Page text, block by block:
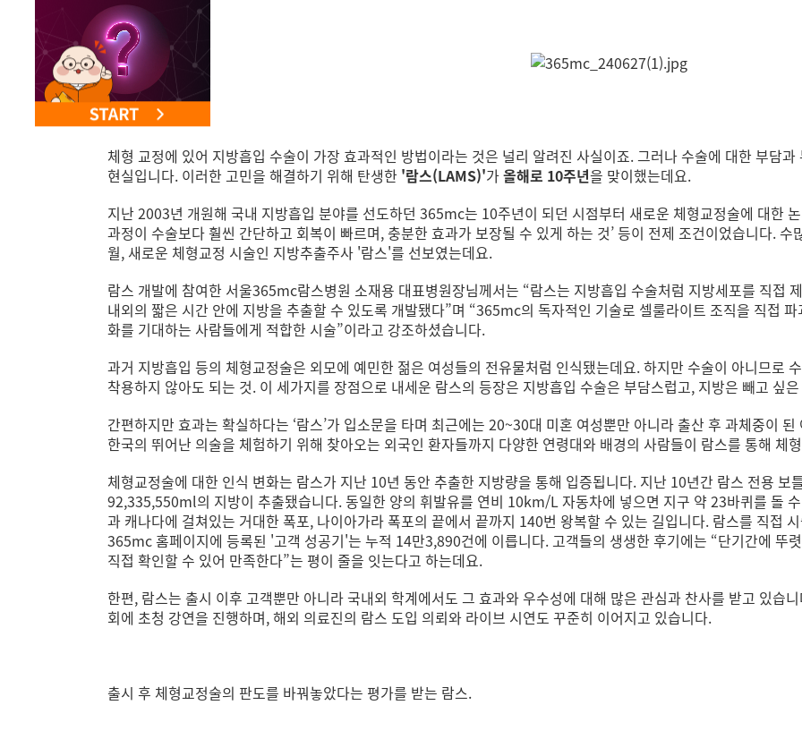
체형 교정에 있어 지방흡입 수술이 가장 효과적인 방법이라는 것은 널리 알려진 사실이죠. 그러나 수술에 대한 부담
현실입니다. 이러한 고민을 해결하기 위해 탄생한 '람스(LAMS)'가올해로 10주년을 맞이했는데요.
지난 2003년 개원해 국내 지방흡입 분야를 선도하던 365mc는 10주년이 되던 시점부터 새로운 체형교정술에 대한
과정이 수술보다 훨씬 간단하고 회복이 빠르며, 충분한 효과가 보장될 수 있게 하는 것’ 등이 전제 조건이었습니다.
월, 새로운 체형교정 시술인 지방추출주사 '람스'를 선보였는데요.
람스 개발에 참여한 서울365mc람스병원 소재용 대표병원장님께서는 “람스는 지방흡입 수술처럼 지방세포를 직접
내외의 짧은 시간 안에 지방을 추출할 수 있도록 개발됐다”며 “365mc의 독자적인 기술로 셀룰라이트 조직을 직접
화를 기대하는 사람들에게 적합한 시술”이라고 강조하셨습니다.
과거 지방흡입 등의 체형교정술은 외모에 예민한 젊은 여성들의 전유물처럼 인식됐는데요. 하지만 수술이 아니므로
착용하지 않아도 되는 것. 이 세가지를 장점으로 내세운 람스의 등장은 지방흡입 수술은 부담스럽고, 지방은 빼고 싶
간편하지만 효과는 확실하다는 ‘람스’가 입소문을 타며 최근에는 20~30대 미혼 여성뿐만 아니라 출산 후 과체중이
한국의 뛰어난 의술을 체험하기 위해 찾아오는 외국인 환자들까지 다양한 연령대와 배경의 사람들이 람스를 통해 체
체형교정술에 대한 인식 변화는 람스가 지난 10년 동안 추출한 지방량을 통해 입증됩니다. 지난 10년간 람스 전용
92,335,550ml의 지방이 추출됐습니다. 동일한 양의 휘발유를 연비 10km/L 자동차에 넣으면 지구 약 23바퀴를 돌
과 캐나다에 걸쳐있는 거대한 폭포, 나이아가라 폭포의 끝에서 끝까지 140번 왕복할 수 있는 길입니다. 람스를 직접
365mc 홈페이지에 등록된 '고객 성공기'는 누적 14만3,890건에 이릅니다. 고객들의 생생한 후기에는 “단기간에 뚜
직접 확인할 수 있어 만족한다”는 평이 줄을 잇는다고 하는데요.
한편, 람스는 출시 이후 고객뿐만 아니라 국내외 학계에서도 그 효과와 우수성에 대해 많은 관심과 찬사를 받고 있습
회에 초청 강연을 진행하며, 해외 의료진의 람스 도입 의뢰와 라이브 시연도 꾸준히 이어지고 있습니다.
출시 후 체형교정술의 판도를 바꿔놓았다는 평가를 받는 람스.